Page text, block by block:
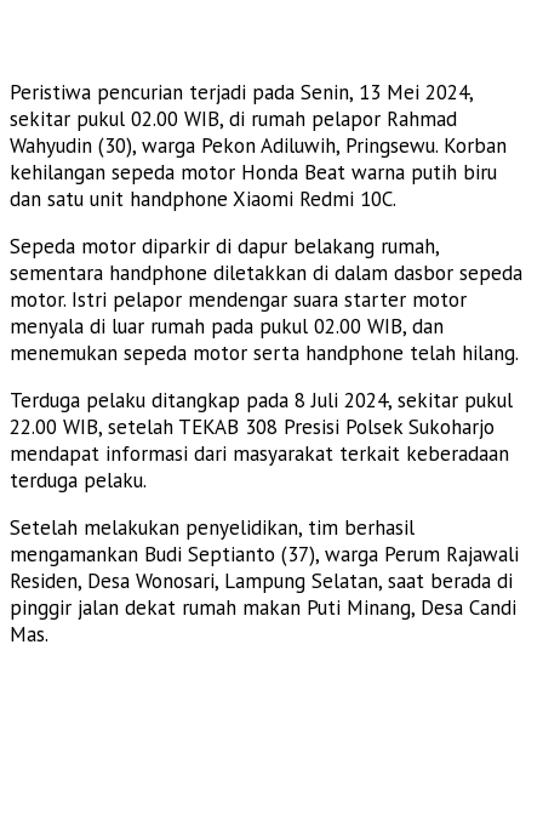
Peristiwa pencurian terjadi pada Senin, 13 Mei 2024,
sekitar pukul 02.00 WIB, di rumah pelapor Rahmad
Wahyudin (30), warga Pekon Adiluwih, Pringsewu. Korban
kehilangan sepeda motor Honda Beat warna putih biru
dan satu unit handphone Xiaomi Redmi 10C.
Sepeda motor diparkir di dapur belakang rumah,
sementara handphone diletakkan di dalam dasbor sepeda
motor. Istri pelapor mendengar suara starter motor
menyala di luar rumah pada pukul 02.00 WIB, dan
menemukan sepeda motor serta handphone telah hilang.
Terduga pelaku ditangkap pada 8 Juli 2024, sekitar pukul
22.00 WIB, setelah TEKAB 308 Presisi Polsek Sukoharjo
mendapat informasi dari masyarakat terkait keberadaan
terduga pelaku.
Setelah melakukan penyelidikan, tim berhasil
mengamankan Budi Septianto (37), warga Perum Rajawali
Residen, Desa Wonosari, Lampung Selatan, saat berada di
pinggir jalan dekat rumah makan Puti Minang, Desa Candi
Mas.